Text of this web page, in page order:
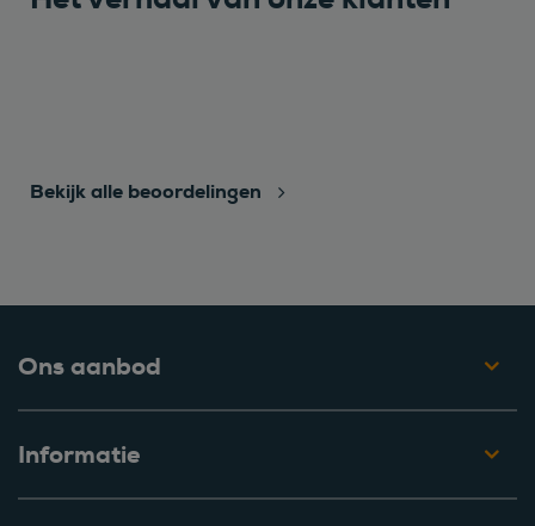
Bekijk alle beoordelingen
Ons aanbod
Informatie